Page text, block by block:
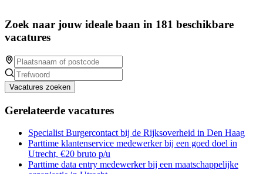
Zoek naar jouw ideale baan in 181 beschikbare
vacatures
Vacatures zoeken
Gerelateerde vacatures
Specialist Burgercontact bij de Rijksoverheid in Den Haag
Parttime klantenservice medewerker bij een goed doel in
Utrecht, €20 bruto p/u
Parttime data entry medewerker bij een maatschappelijke